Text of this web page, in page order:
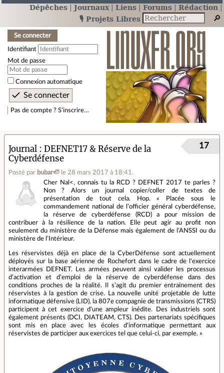
Dépêches Journaux Liens Forums
Rédaction
🎙️ Projets Libres
Se connecter
Identifiant
Mot de passe
Connexion automatique
Pas de compte ? S’inscrire…
Journal
DEFNET17 & Réserve de la
Cyberdéfense
Posté par bubar🦥 le 28 mars 2017 à 18:41 .
17
Cher Nal<, connais tu la RCD ? DEFNET 2017 te parles ?
Non ? Alors un journal copier/coller de textes de
présentation de tout cela. Hop. « Placée sous le
commandement national de l’officier général cyberdéfense,
la réserve de cyberdéfense (RCD) a pour mission de
contribuer à la résilience de la nation. Elle peut agir au profit non
seulement du ministère de la Défense mais également de l’ANSSI ou du
ministère de l’Intérieur.
Les réservistes déjà en place de la CyberDéfense sont actuellement
déployés sur la base aérienne de Rochefort dans le cadre de l'exercice
interarmées DEFNET. Les armées peuvent ainsi valider les processus
d’activation et d’emploi de la réserve de cyberdéfense dans des
conditions proches de la réalité. Il s’agit du premier entraînement des
réservistes à la gestion de crise. La nouvelle unité projetable de lutte
informatique défensive (LID), la 807e compagnie de transmissions (CTRS)
participent à cet exercice d'une ampleur inédite. Des industriels sont
également présents (DCI, DIATEAM, CTS). Des partenariats spécifiques
sont mis en place avec les écoles d'informatique permettant aux
réservistes de participer aux exercices tel que celui-ci, par exemple. »